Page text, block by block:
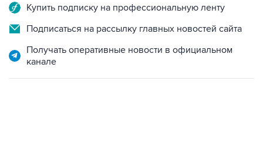
Купить подписку на профессиональную ленту
Подписаться на рассылку главных новостей сайта
Получать оперативные новости в официальном
канале